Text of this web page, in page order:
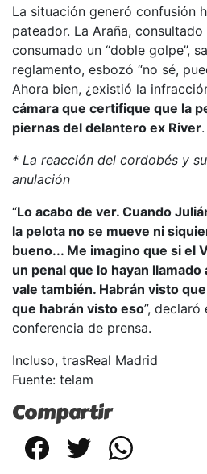
La situación generó confusión
pateador. La Araña,
consumado un “doble golpe”,
reglamento, esbozó “no sé,
Ahora bien, ¿existió la
cámara que certifique que la
piernas del delantero ex River.
* La reacción del cordobés y
anulación
“Lo acabo de ver. Cuando
la pelota no se mueve ni
bueno... Me imagino que si el
un penal que lo hayan llamado
vale también. Habrán visto
que habrán visto eso”, declaró
conferencia de prensa.
Incluso, trasReal Madrid
Fuente: telam
Compartir
FacebookTwitterWhatsApp